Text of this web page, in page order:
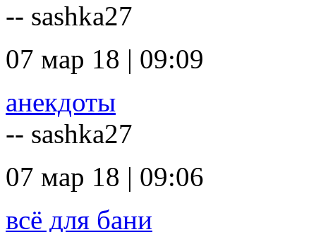
-- sashka27
07 мар 18 | 09:09
анекдоты
-- sashka27
07 мар 18 | 09:06
всё для бани